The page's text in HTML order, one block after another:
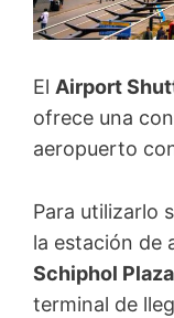
El Airport
ofrece una
aeropuerto
Para utilizarlo
la estación de
Schiphol Plaza
terminal de